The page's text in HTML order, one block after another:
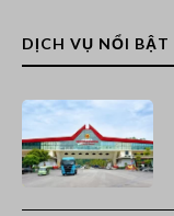
DỊCH VỤ NỔI BẬT